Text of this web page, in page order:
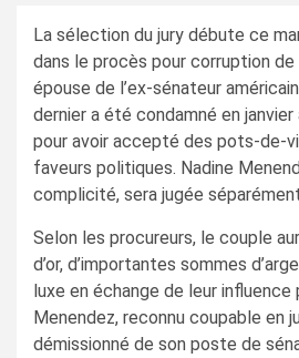
La sélection du jury débute ce
dans le procès pour corruption de
épouse de l’ex-sénateur
dernier a été condamné en janvier
pour avoir accepté des pots-de-
faveurs politiques. Nadine
complicité, sera jugée
Selon les procureurs, le couple
d’or, d’importantes sommes
luxe en échange de leur influence
Menendez, reconnu coupable en
démissionné de son poste de